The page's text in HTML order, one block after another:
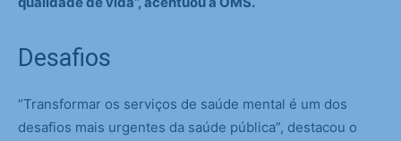
Desafios
“Transformar os serviços de saúde mental é um dos
desafios mais urgentes da saúde pública”, destacou o